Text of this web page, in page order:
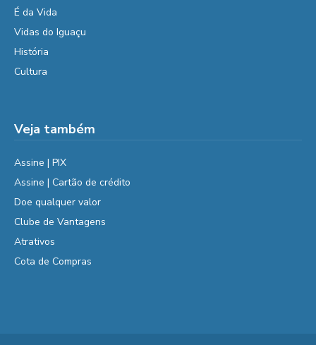
É da Vida
Vidas do Iguaçu
História
Cultura
Veja também
Assine | PIX
Assine | Cartão de crédito
Doe qualquer valor
Clube de Vantagens
Atrativos
Cota de Compras